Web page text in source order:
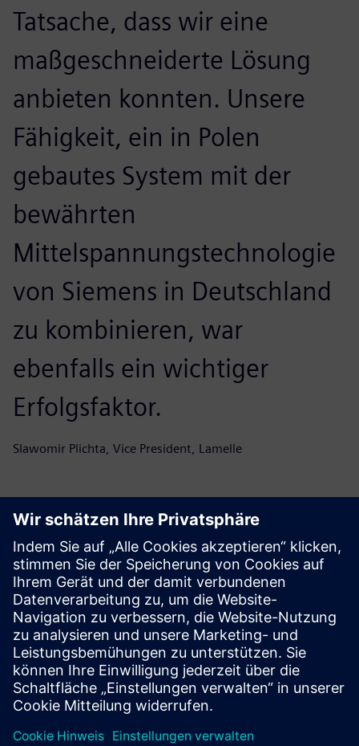
Tatsache, dass wir eine
maßgeschneiderte Lösung
anbieten konnten. Unsere
Fähigkeit, ein in Polen
gebautes System mit der
bewährten
Mittelspannungstechnologie
von Siemens in Deutschland
zu kombinieren, war
ebenfalls ein wichtiger
Erfolgsfaktor.
Slawomir Plichta, Vice President, Lamelle
Beginnen Sie Ihre Reise
Kontaktieren Sie uns